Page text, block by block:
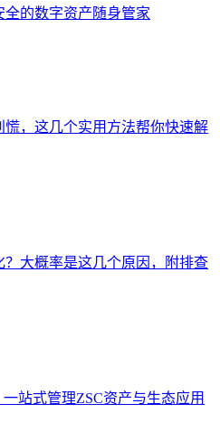
全的数字资产随身管家
慌，这几个实用方法帮你快速解
？大概率是这几个原因，附排查
站式管理ZSC资产与生态应用